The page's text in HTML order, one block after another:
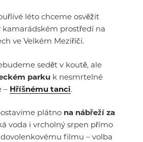
léto chceme osvěžit
prostředí na
ve Velkém Meziříčí.
sedět v koutě, ale
parku k nesmrtelné
– Hříšnému tanci.
plátno na nábřeží za
voda i vrcholný srpen přímo
filmu – volba